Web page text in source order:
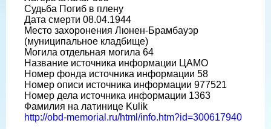
Судьба Погиб в плену
Дата смерти 08.04.1944
Место захоронения Люнен-Брамбауэр
(муниципальное кладбище)
Могила отдельная могила 64
Название источника информации ЦАМО
Номер фонда источника информации 58
Номер описи источника информации 977521
Номер дела источника информации 1363
Фамилия на латинице Kulik
http://obd-memorial.ru/html/info.htm?id=300617940